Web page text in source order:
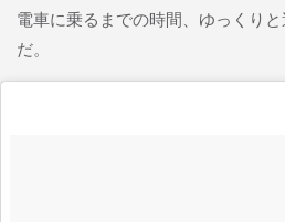
電車に乗るまでの時間、ゆっくり
だ。